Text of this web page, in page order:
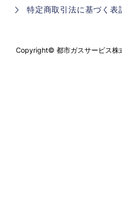
Copyright© 都市ガスサービス株
特定商取引法に基づく表